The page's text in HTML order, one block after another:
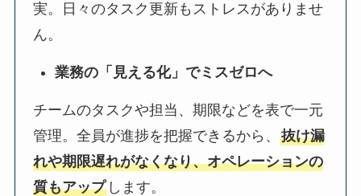
実。日々のタスク更新もストレスがありませ
ん。
業務の「見える化」でミスゼロへ
チームのタスクや担当、期限などを表で一元
管理。全員が進捗を把握できるから、抜け漏
れや期限遅れがなくなり、オペレーションの
質もアップ します。